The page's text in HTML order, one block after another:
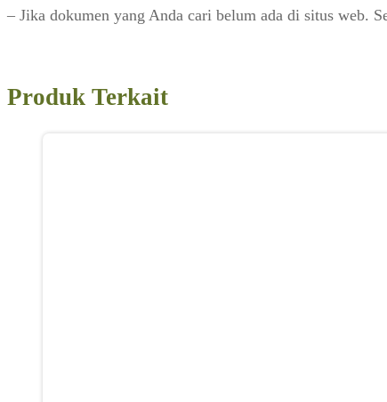
– Jika dokumen yang Anda cari belum ada di situs web.
Produk Terkait